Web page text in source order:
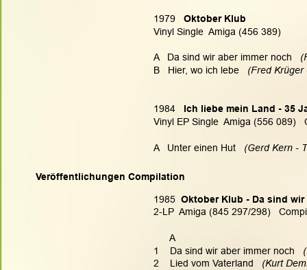
1979 Oktober Klub
Vinyl Single  Amiga (456 389)
A   Da sind wir aber immer noch
B   Hier, wo ich lebe (Fred Krüger
1984 Ich liebe mein Land - 35
Vinyl EP Single  Amiga (556 089)
A   Unter einen Hut (Gerd Kern -
1985 Oktober Klub - Da sind
2-LP  Amiga (845 297/298)
      A
1    Da sind wir aber immer noch
2    Lied vom Vaterland
(Kurt
Veröffentlichungen Compilation